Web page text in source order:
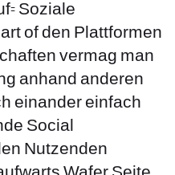
Soziale
of den Plattformen
vermag man
anhand anderen
einander einfach
Social
Nutzenden